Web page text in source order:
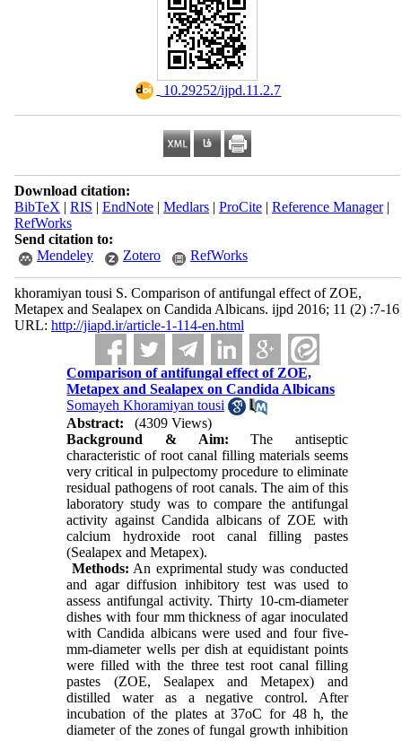
‎ 10.29252/ijpd.11.2.7
Download citation:
BibTeX | RIS | EndNote| Medlars| ProCite| Reference Manager|
RefWorks
Send citation to:
Mendeley
Zotero RefWorks
khoramiyan tousi S. Comparison of antifungal effect of ZOE,
Metapex and Sealapex on Candida Albicans. ijpd 2016; 11 (2) :7-16
URL: http://jiapd.ir/article-1-114-en.html
Comparison of antifungal effect of ZOE,
Metapex and Sealapex on Candida Albicans
Somayeh Khoramiyan tousi
Abstract:
(4309 Views)
Background & Aim: The antiseptic
characteristic of root canal filling materials seems
very critical in pulpectomy procedure to eliminate
residual pathogens of root canals. The aim of this
laboratory study was to compare the antifungal
activity against Candida albicans of ZOE with
calcium hydroxide root canal filling pastes
(Sealapex and Metapex).
Methods: An exprimental study was conducted
and agar diffusion inhibitory test was used to
assess antifungal activity. Thirty 10-cm-diameter
dishes with four mm thickness of agar inoculated
with Candida albicans were used and four five-
mm-diameter wells per dish at equidistant points
were filled with the three test root canal filling
pastes (ZOE, Sealapex and Metapex) and
distilled water as a negative control. After
incubation of the plates at 37oC for 48 h, the
diameter of the zones of fungal growth inhibition